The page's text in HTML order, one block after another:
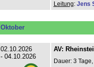
Leitung: Jens
Oktober
02.10.2026
- 04.10.2026
AV:
Dauer: 3